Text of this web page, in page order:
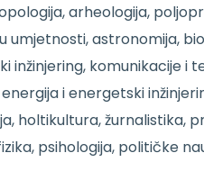
arheologija,
astronomija,
inžinjering, komunikacije i
i energetski
holtikultura, žurnalistika,
psihologija, političke